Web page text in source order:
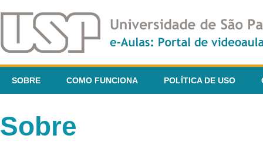
SOBRE COMO FUNCIONA POLÍTICA DE USO
Sobre